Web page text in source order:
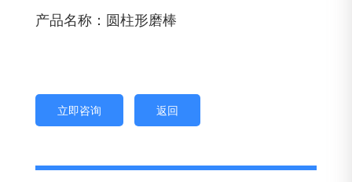
产品名称：圆柱形磨棒
立即咨询 返回